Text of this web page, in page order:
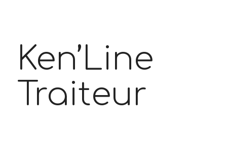
Ken’Line
Traiteur